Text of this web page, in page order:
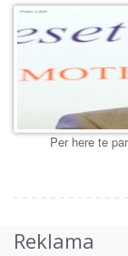
Per here te
Reklama